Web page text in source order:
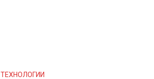
ТЕХНОЛОГИИ